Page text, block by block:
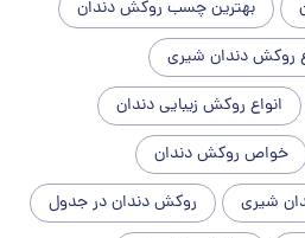
بهترین چسب روکش دندان
روکش دندان شیری
انواع روکش زیبایی دندان
خواص روکش دندان
شیری
روکش دندان در جدول